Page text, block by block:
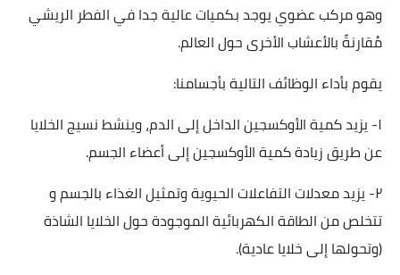
وهو مركب عضوي يوجد بكميات عالية جدا في الفطر الريشي
مُقارنةً بالأعشاب الأخرى حول العالم.
يقوم بأداء الوظائف التالية بأجسامنا:
١- يزيد كمية الأوكسجين الداخل إلى الدم، وينشط نسيج الخلايا
عن طريق زيادة كمية الأوكسجين إلى أعضاء الجسم.
٢- يزيد معدلات التفاعلات الحيوية وتمثيل الغذاء بالجسم و
تتخلص من الطاقة الكهربائية الموجودة حول الخلايا الشاذة
(وتحولها إلى خلايا عادية).